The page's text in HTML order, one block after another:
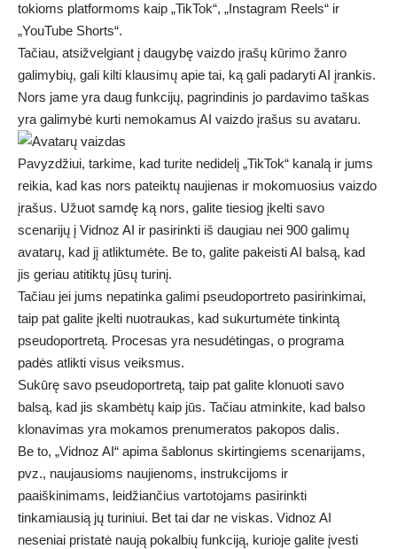
tokioms platformoms kaip „TikTok“, „Instagram Reels“ ir
„YouTube Shorts“.
Tačiau, atsižvelgiant į daugybę vaizdo įrašų kūrimo žanro
galimybių, gali kilti klausimų apie tai, ką gali padaryti AI įrankis.
Nors jame yra daug funkcijų, pagrindinis jo pardavimo taškas
yra galimybė kurti nemokamus AI vaizdo įrašus su avataru.
Pavyzdžiui, tarkime, kad turite nedidelį „TikTok“ kanalą ir jums
reikia, kad kas nors pateiktų naujienas ir mokomuosius vaizdo
įrašus. Užuot samdę ką nors, galite tiesiog įkelti savo
scenarijų į Vidnoz AI ir pasirinkti iš daugiau nei 900 galimų
avatarų, kad jį atliktumėte. Be to, galite pakeisti AI balsą, kad
jis geriau atitiktų jūsų turinį.
Tačiau jei jums nepatinka galimi pseudoportreto pasirinkimai,
taip pat galite įkelti nuotraukas, kad sukurtumėte tinkintą
pseudoportretą. Procesas yra nesudėtingas, o programa
padės atlikti visus veiksmus.
Sukūrę savo pseudoportretą, taip pat galite klonuoti savo
balsą, kad jis skambėtų kaip jūs. Tačiau atminkite, kad balso
klonavimas yra mokamos prenumeratos pakopos dalis.
Be to, „Vidnoz AI“ apima šablonus skirtingiems scenarijams,
pvz., naujausioms naujienoms, instrukcijoms ir
paaiškinimams, leidžiančius vartotojams pasirinkti
tinkamiausią jų turiniui. Bet tai dar ne viskas. Vidnoz AI
neseniai pristatė naują pokalbių funkciją, kurioje galite įvesti